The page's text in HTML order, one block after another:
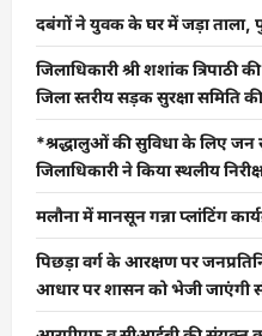
दबंगों ने युवक के घर में जड़ा ताला,
जिलाधिकारी श्री शशांक त्रिपाठी
जिला स्तरीय सड़क सुरक्षा समिति
*श्रद्धालुओं की सुविधा के लिए जन
जिलाधिकारी ने किया स्थलीय
मलौना में मानसून गन्ना प्लांटिंग
पिछड़ा वर्ग के आरक्षण पर
आधार पर शासन को भेजी जाएंगी